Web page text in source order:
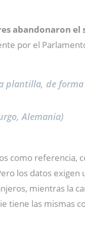
abandonaron
por el
plantilla, de
Alemania)
como referencia,
los datos
mientras la
tiene las mismas